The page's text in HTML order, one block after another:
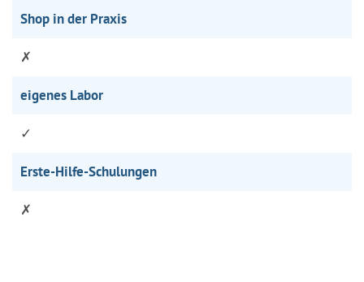
Shop in der Praxis
✗
eigenes Labor
✓
Erste-Hilfe-Schulungen
✗